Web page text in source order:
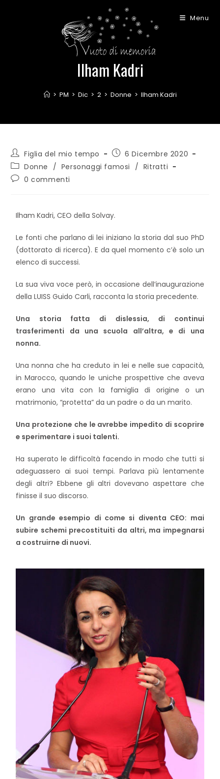
Menu
Ilham Kadri
> PM > Dic > 2 > Donne > Ilham Kadri
Figlia del mio tempo
6 Dicembre 2020
Donne
/ Personaggi famosi / Ritratti
0 commenti
Ilham Kadri, CEO della Solvay.
Le fonti che parlano di lei iniziano la storia dal suo PhD
(dottorato di ricerca). E da quel momento c’è solo un
elenco di successi.
La sua viva voce però, in occasione dell’inaugurazione
della LUISS Guido Carli, racconta la storia precedente.
Una storia fatta di dislessia, di continui
trasferimenti da una scuola all’altra, e di una
nonna.
Una nonna che ha creduto in lei e nelle sue capacità,
in Marocco, quando le uniche prospettive che aveva
erano una vita con la famiglia di origine o un
matrimonio, “protetta” da un padre o da un marito.
Una protezione che le avrebbe impedito di scoprire
e sperimentare i suoi talenti.
Ha superato le difficoltà facendo in modo che tutti si
adeguassero ai suoi tempi. Parlava più lentamente
degli altri? Ebbene gli altri dovevano aspettare che
finisse il suo discorso.
Un grande esempio di come si diventa CEO: mai
subire schemi precostituiti da altri, ma impegnarsi
a costruirne di nuovi.